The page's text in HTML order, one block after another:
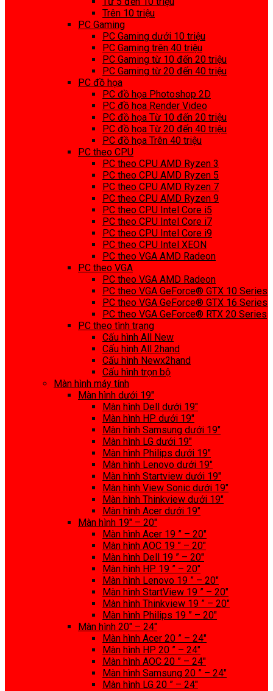
Trên 10 triệu
PC Gaming
PC Gaming dưới 10 triệu
PC Gaming trên 40 triệu
PC Gaming từ 10 đến 20 triệu
PC Gaming từ 20 đến 40 triệu
PC đồ họa
PC đồ họa Photoshop 2D
PC đồ họa Render Video
PC đồ họa Từ 10 đến 20 triệu
PC đồ họa Từ 20 đến 40 triệu
PC đồ họa Trên 40 triệu
PC theo CPU
PC theo CPU AMD Ryzen 3
PC theo CPU AMD Ryzen 5
PC theo CPU AMD Ryzen 7
PC theo CPU AMD Ryzen 9
PC theo CPU Intel Core i5
PC theo CPU Intel Core i7
PC theo CPU Intel Core i9
PC theo CPU Intel XEON
PC theo VGA AMD Radeon
PC theo VGA
PC theo VGA AMD Radeon
PC theo VGA GeForce® GTX 10 Series
PC theo VGA GeForce® GTX 16 Series
PC theo VGA GeForce® RTX 20 Series
PC theo tình trạng
Cấu hình All New
Cấu hình All 2hand
Cấu hình Newx2hand
Cấu hình trọn bộ
Màn hình máy tính
Màn hình dưới 19″
Màn hình Dell dưới 19″
Màn hình HP dưới 19″
Màn hình Samsung dưới 19″
Màn hình LG dưới 19″
Màn hình Philips dưới 19″
Màn hình Lenovo dưới 19″
Màn hình Startview dưới 19″
Màn hình View Sonic dưới 19″
Màn hình Thinkview dưới 19″
Màn hình Acer dưới 19″
Màn hình 19″ – 20″
Màn hình Acer 19 ” – 20″
Màn hình AOC 19 ” – 20″
Màn hình Dell 19 ” – 20″
Màn hình HP 19 ” – 20″
Màn hình Lenovo 19 ” – 20″
Màn hình StartView 19 ” – 20″
Màn hình Thinkview 19 ” – 20″
Màn hình Philips 19 ” – 20″
Màn hình 20″ – 24″
Màn hình Acer 20 ” – 24″
Màn hình HP 20 ” – 24″
Màn hình AOC 20 ” – 24″
Màn hình Samsung 20 ” – 24″
Màn hình LG 20 ” – 24″